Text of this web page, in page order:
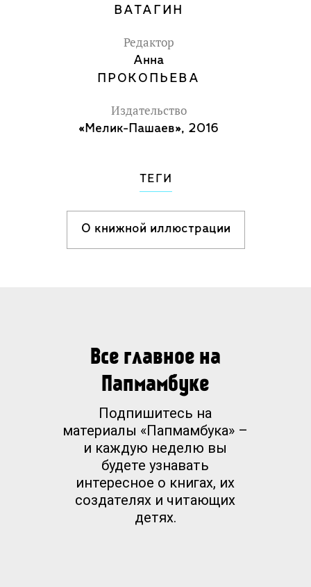
ВАТАГИН
Редактор
Анна
ПРОКОПЬЕВА
Издательство
«Мелик-Пашаев», 2016
ТЕГИ
О книжной иллюстрации
Все главное на
Папмамбуке
Подпишитесь на
материалы «Папмамбука» –
и каждую неделю вы
будете узнавать
интересное о книгах, их
создателях и читающих
детях.